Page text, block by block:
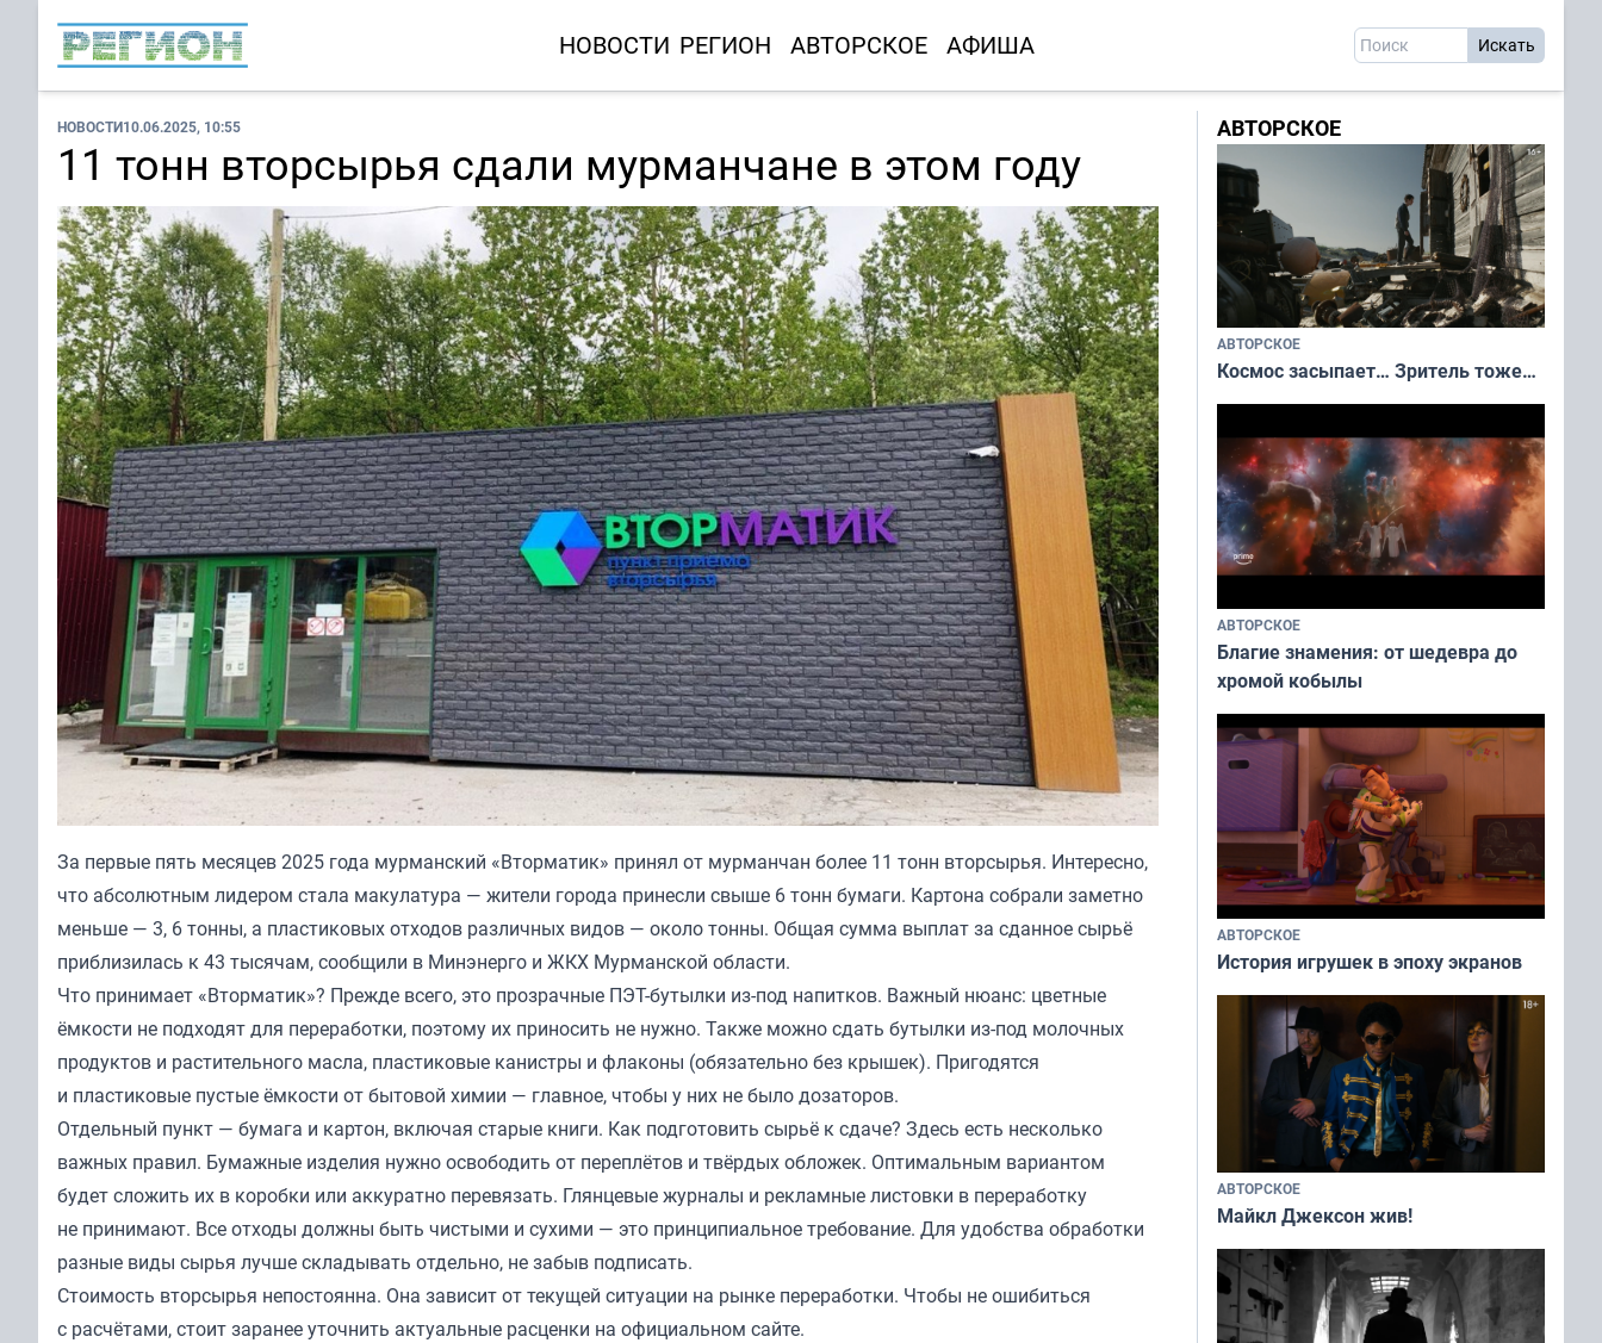
НОВОСТИ РЕГИОН АВТОРСКОЕ АФИША
НОВОСТИ10.06.2025, 10:55
11 тонн вторсырья сдали мурманчане в этом году
За первые пять месяцев 2025 года мурманский «Вторматик» принял от мурманчан более 11 тонн вторсырья. Интересно,
что абсолютным лидером стала макулатура — жители города принесли свыше 6 тонн бумаги. Картона собрали заметно
меньше — 3, 6 тонны, а пластиковых отходов различных видов — около тонны. Общая сумма выплат за сданное сырьё
приблизилась к 43 тысячам, сообщили в Минэнерго и ЖКХ Мурманской области.
Что принимает «Вторматик»? Прежде всего, это прозрачные ПЭТ-бутылки из-под напитков. Важный нюанс: цветные
ёмкости не подходят для переработки, поэтому их приносить не нужно. Также можно сдать бутылки из-под молочных
продуктов и растительного масла, пластиковые канистры и флаконы (обязательно без крышек). Пригодятся
и пластиковые пустые ёмкости от бытовой химии — главное, чтобы у них не было дозаторов.
Отдельный пункт — бумага и картон, включая старые книги. Как подготовить сырьё к сдаче? Здесь есть несколько
важных правил. Бумажные изделия нужно освободить от переплётов и твёрдых обложек. Оптимальным вариантом
будет сложить их в коробки или аккуратно перевязать. Глянцевые журналы и рекламные листовки в переработку
не принимают. Все отходы должны быть чистыми и сухими — это принципиальное требование. Для удобства обработки
разные виды сырья лучше складывать отдельно, не забыв подписать.
Стоимость вторсырья непостоянна. Она зависит от текущей ситуации на рынке переработки. Чтобы не ошибиться
с расчётами, стоит заранее уточнить актуальные расценки на официальном сайте.
АВТОРСКОЕ
АВТОРСКОЕ
Космос засыпает… Зритель тоже…
АВТОРСКОЕ
Благие знамения: от шедевра до
хромой кобылы
АВТОРСКОЕ
История игрушек в эпоху экранов
АВТОРСКОЕ
Майкл Джексон жив!